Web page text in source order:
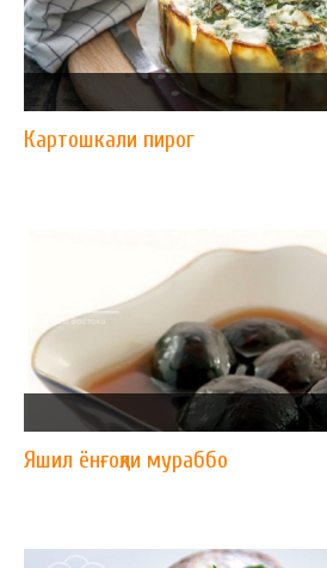
Картошкали пирог
Яшил ёнғоқли мураббо